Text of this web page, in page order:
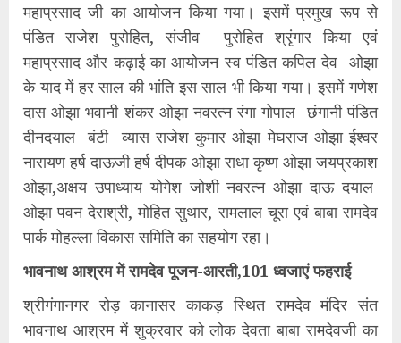
महाप्रसाद जी का आयोजन किया गया। इसमें प्रमुख रूप से
पंडित राजेश पुरोहित, संजीव पुरोहित श्रृंगार किया एवं
महाप्रसाद और कढ़ाई का आयोजन स्व पंडित कपिल देव ओझा
के याद में हर साल की भांति इस साल भी किया गया। इसमें गणेश
दास ओझा भवानी शंकर ओझा नवरत्न रंगा गोपाल छंगानी पंडित
दीनदयाल बंटी व्यास राजेश कुमार ओझा मेघराज ओझा ईश्वर
नारायण हर्ष दाऊजी हर्ष दीपक ओझा राधा कृष्ण ओझा जयप्रकाश
ओझा,अक्षय उपाध्याय योगेश जोशी नवरत्न ओझा दाऊ दयाल
ओझा पवन देराश्री, मोहित सुथार, रामलाल चूरा एवं बाबा रामदेव
पार्क मोहल्ला विकास समिति का सहयोग रहा।
भावनाथ आश्रम में रामदेव पूजन-आरती,101 ध्वजाएं फहराई
श्रीगंगानगर रोड़ कानासर काकड़ स्थित रामदेव मंदिर संत
भावनाथ आश्रम में शुक्रवार को लोक देवता बाबा रामदेवजी का